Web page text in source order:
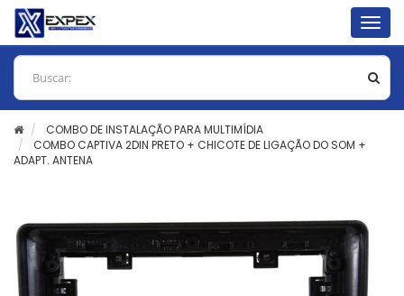
COMBO DE INSTALAÇÃO PARA MULTIMÍDIA
COMBO CAPTIVA 2DIN PRETO + CHICOTE DE LIGAÇÃO DO SOM +
ADAPT. ANTENA